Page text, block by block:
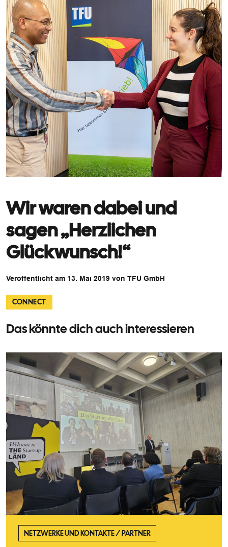
Wir waren dabei und
sagen „Herzlichen
Glückwunsch!“
Veröffentlicht am 13. Mai 2019 von TFU GmbH
CONNECT
Das könnte dich auch interessieren
NETZWERKE UND KONTAKTE/PARTNER